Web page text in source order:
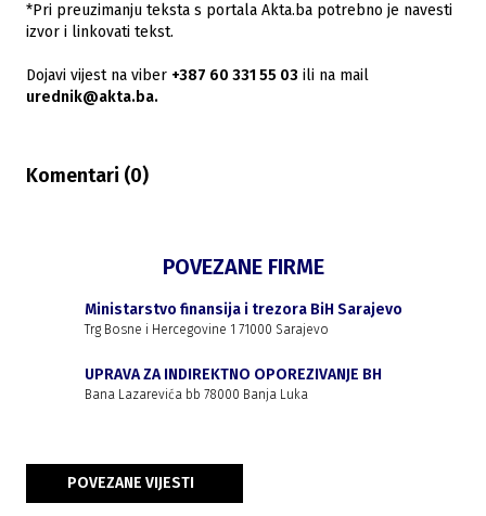
*Pri preuzimanju teksta s portala Akta.ba potrebno je navesti
izvor i linkovati tekst.
Dojavi vijest na viber +387 60 331 55 03 ili na mail
urednik@akta.ba.
Komentari (0)
POVEZANE FIRME
Ministarstvo finansija i trezora BiH Sarajevo
Trg Bosne i Hercegovine 1 71000 Sarajevo
UPRAVA ZA INDIREKTNO OPOREZIVANJE BH
Bana Lazarevića bb 78000 Banja Luka
POVEZANE VIJESTI